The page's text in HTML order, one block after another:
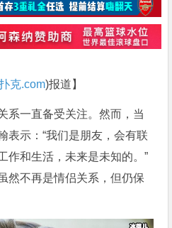
克.com)报道】
系一直备受关注。然而，当
表示：“我们是朋友，会有联
作和生活，未来是未知的。”
然不再是情侣关系，但仍保